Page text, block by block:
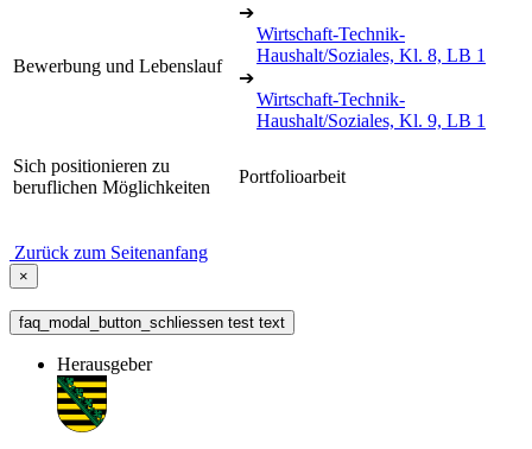
Bewerbung und Lebenslauf
➔
Wirtschaft-Technik-
Haushalt/Soziales, Kl. 8, LB 1
➔
Wirtschaft-Technik-
Haushalt/Soziales, Kl. 9, LB 1
Sich positionieren zu
beruflichen Möglichkeiten
Portfolioarbeit
Zurück zum Seitenanfang
×
faq_modal_button_schliessen test text
Herausgeber